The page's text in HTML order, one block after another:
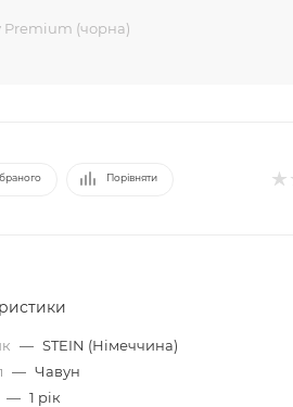
Premium (чорна)
Порівняти
— STEIN (Німеччина)
— Чавун
— 1 рік